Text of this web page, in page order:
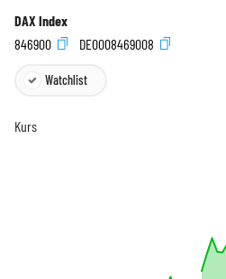
DAX Index
846900
DE0008469008
Watchlist
Kurs